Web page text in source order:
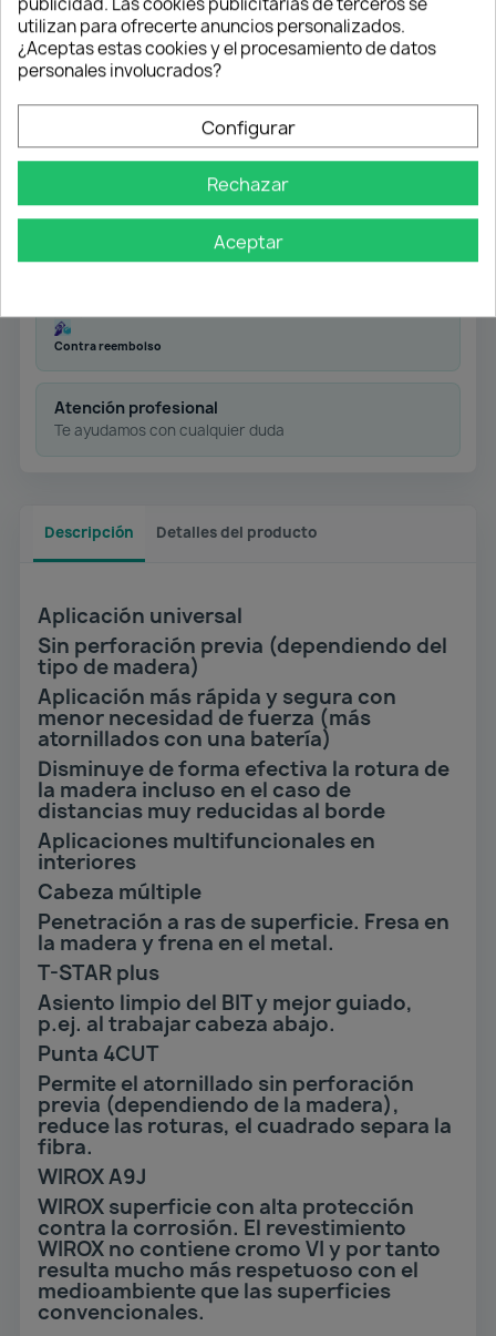
T-STAR Plus T30. Punta 4CUT.
Acabado Wirox.
Caja 100 unidades
Desde 50 € en península
Pago flexible
Contra reembolso
Atención profesional
Te ayudamos con cualquier duda
Descripción Detalles del producto
Aplicación universal
Sin perforación previa (dependiendo del
tipo de madera)
Aplicación más rápida y segura con
menor necesidad de fuerza (más
atornillados con una batería)
Disminuye de forma efectiva la rotura de
la madera incluso en el caso de
distancias muy reducidas al borde
Aplicaciones multifuncionales en
interiores
Cabeza múltiple
Penetración a ras de superficie. Fresa en
la madera y frena en el metal.
T-STAR plus
Asiento limpio del BIT y mejor guiado,
p.ej. al trabajar cabeza abajo.
Punta 4CUT
Permite el atornillado sin perforación
previa (dependiendo de la madera),
reduce las roturas, el cuadrado separa la
fibra.
WIROX A9J
WIROX superficie con alta protección
contra la corrosión. El revestimiento
WIROX no contiene cromo VI y por tanto
resulta mucho más respetuoso con el
medioambiente que las superficies
convencionales.
utilizan para ofrecerte anuncios personalizados.
¿Aceptas estas cookies y el procesamiento de datos
personales involucrados?
Configurar
Rechazar
Aceptar